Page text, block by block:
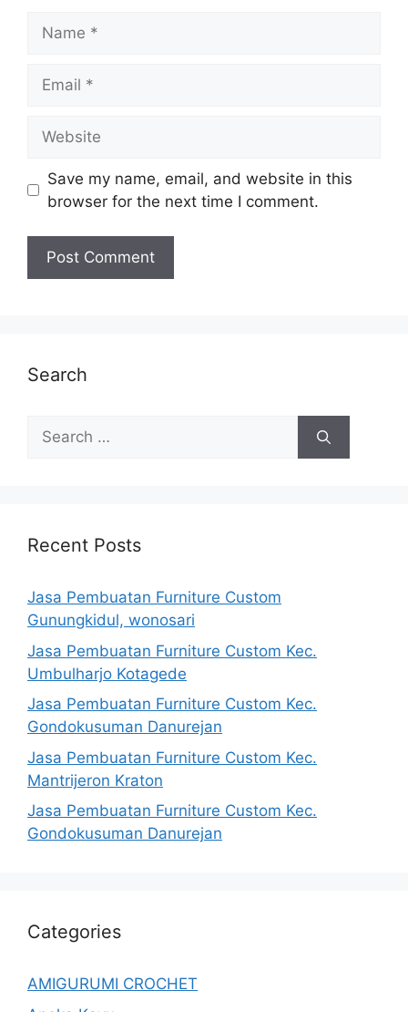
Save my name, email, and website in this
browser for the next time I comment.
Search
Search
for:
Recent Posts
Jasa Pembuatan Furniture Custom
Gunungkidul, wonosari
Jasa Pembuatan Furniture Custom Kec.
Umbulharjo Kotagede
Jasa Pembuatan Furniture Custom Kec.
Gondokusuman Danurejan
Jasa Pembuatan Furniture Custom Kec.
Mantrijeron Kraton
Jasa Pembuatan Furniture Custom Kec.
Gondokusuman Danurejan
Categories
AMIGURUMI CROCHET